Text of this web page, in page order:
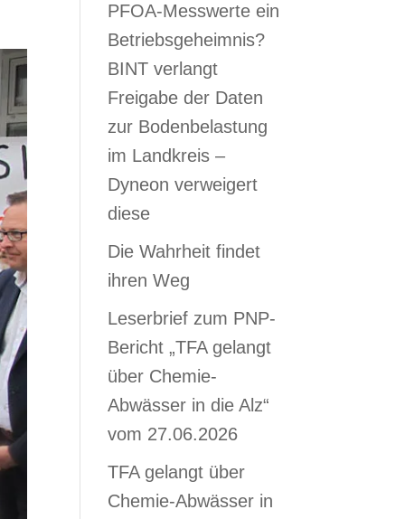
PFOA-Messwerte ein
Betriebsgeheimnis?
BINT verlangt
Freigabe der Daten
zur Bodenbelastung
im Landkreis –
Dyneon verweigert
diese
Die Wahrheit findet
ihren Weg
Leserbrief zum PNP-
Bericht „TFA gelangt
über Chemie-
Abwässer in die Alz“
vom 27.06.2026
TFA gelangt über
Chemie-Abwässer in